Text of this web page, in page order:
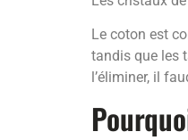
Le coton est
tandis que les
l’éliminer, il